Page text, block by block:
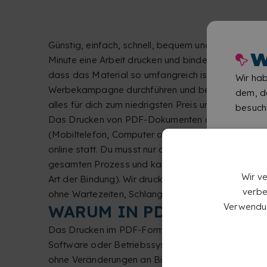
Wir
dem,
Günstig, einfach, schnell, bequem und mit
Minute eine Arbeit drucken und binden, die
dass das Material so umfangreich ist, dass du
Werbekampagne durchführen und benötigst
alles für dich zum niedrigsten Preis und mit der
Das Drucken von PDF-Dokumenten online bei
(Mobiltelefon, Computer oder Tablet) mit
online statt. Du musst nur deine PDF-Dateien auf
gesamten Prozess und kannst jedes Detail
Art der Bindung). Wir drucken und binden deine
ohne Wartezeiten, Schlange stehen oder Reisen.
WARUM IN PDF-FORMAT
Das Drucken im PDF-Format bietet viele
Software oder Betriebssystem angezeigt und
ohne Veränderungen an Bildern oder Rändern
Wir